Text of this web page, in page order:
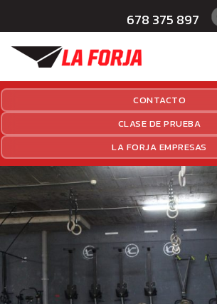
678 375 897
CONTACTO
CLASE DE PRUEBA
LA FORJA EMPRESAS